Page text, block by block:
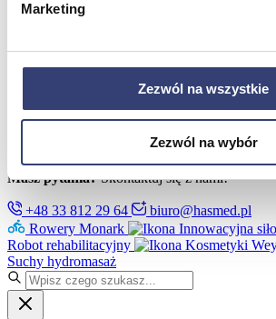
Marketing
Zezwól na wszystkie
Zezwól na wybór
Dla rehabilitacji
Dofinansowania
Filmy
Partnerzy
Masz pytania?Skontaktuj się z nami!
+48 33 812 29 64
biuro@hasmed.pl
Rowery Monark
Innowacyjna
Robot rehabilitacyjny
Kosmetyki
Suchy hydromasaż